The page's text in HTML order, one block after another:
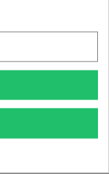
YOUR
price
0,72 €